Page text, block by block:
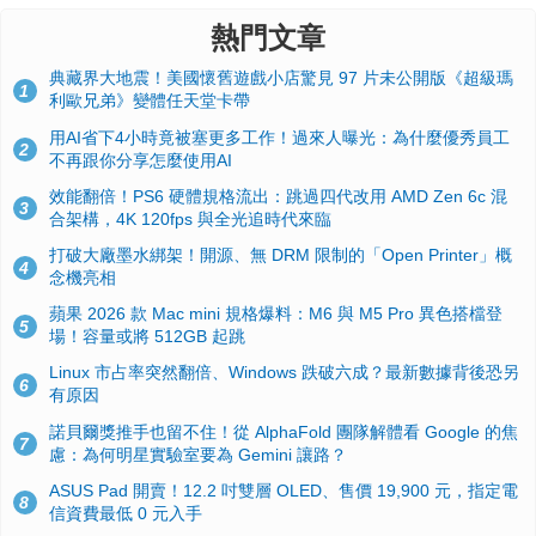
熱門文章
1
典藏界大地震！美國懷舊遊戲小店驚見 97 片未公開版《超級瑪
利歐兄弟》變體任天堂卡帶
2
用AI省下4小時竟被塞更多工作！過來人曝光：為什麼優秀員工
不再跟你分享怎麼使用AI
3
效能翻倍！PS6 硬體規格流出：跳過四代改用 AMD Zen 6c 混
合架構，4K 120fps 與全光追時代來臨
4
打破大廠墨水綁架！開源、無 DRM 限制的「Open Printer」概
念機亮相
5
蘋果 2026 款 Mac mini 規格爆料：M6 與 M5 Pro 異色搭檔登
場！容量或將 512GB 起跳
6
Linux 市占率突然翻倍、Windows 跌破六成？最新數據背後恐另
有原因
7
諾貝爾獎推手也留不住！從 AlphaFold 團隊解體看 Google 的焦
慮：為何明星實驗室要為 Gemini 讓路？
8
ASUS Pad 開賣！12.2 吋雙層 OLED、售價 19,900 元，指定電
信資費最低 0 元入手